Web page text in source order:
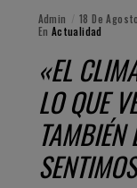
Admin 18 De
En Actualidad
«EL
LO QUE
TAMBIÉN